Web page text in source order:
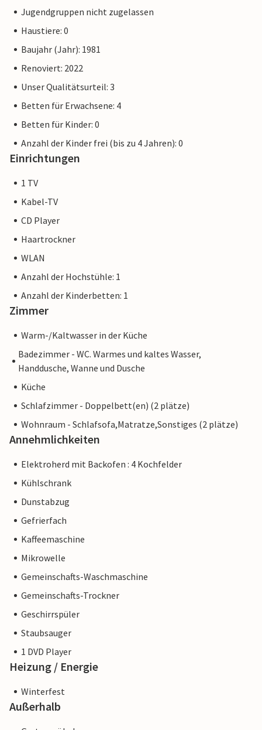
Jugendgruppen nicht zugelassen
Haustiere: 0
Baujahr (Jahr): 1981
Renoviert: 2022
Unser Qualitätsurteil: 3
Betten für Erwachsene: 4
Betten für Kinder: 0
Anzahl der Kinder frei (bis zu 4 Jahren): 0
Einrichtungen
1 TV
Kabel-TV
CD Player
Haartrockner
WLAN
Anzahl der Hochstühle: 1
Anzahl der Kinderbetten: 1
Zimmer
Warm-/Kaltwasser in der Küche
Badezimmer - WC. Warmes und kaltes Wasser,
Handdusche, Wanne und Dusche
Küche
Schlafzimmer - Doppelbett(en) (2 plätze)
Wohnraum - Schlafsofa,Matratze,Sonstiges (2 plätze)
Annehmlichkeiten
Elektroherd mit Backofen : 4 Kochfelder
Kühlschrank
Dunstabzug
Gefrierfach
Kaffeemaschine
Mikrowelle
Gemeinschafts-Waschmaschine
Gemeinschafts-Trockner
Geschirrspüler
Staubsauger
1 DVD Player
Heizung / Energie
Winterfest
Außerhalb